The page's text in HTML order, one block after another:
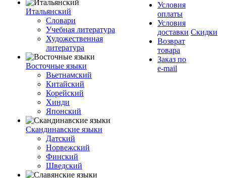
Итальянский
Словари
Учебная литература
Художественная
литература
Восточные языки
Вьетнамский
Китайский
Корейский
Хинди
Японский
Скандинавские языки
Датский
Норвежский
Финский
Шведский
Условия
оплаты
Условия
доставки
Возврат
товара
Заказ по
e-mail
Скидки